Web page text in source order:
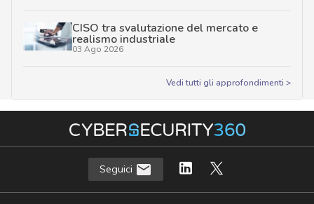
CISO tra svalutazione del mercato e
realismo industriale
03 Ago 2026
Vedi tutti gli approfondimenti >
Seguici